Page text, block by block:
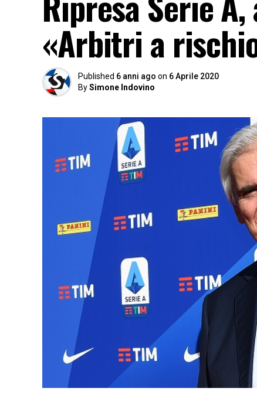
«Arbitri a
Published 6 anni ago on 6 Aprile 2020
BySimone Indovino